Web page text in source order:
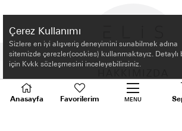
ALIŞVERİŞ
Çerez Kullanımı
Sizlere en iyi alışveriş deneyimini sunabilmek adına
sitemizde çerezler(cookies) kullanmaktayız. Detaylı
için Kvkk sözleşmesini inceleyebilirsiniz.
Anasayfa Favorilerim MENU